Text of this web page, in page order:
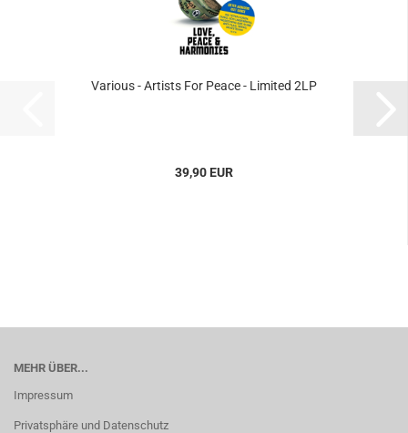
Various - Artists For Peace - Limited 2LP
39,90 EUR
MEHR ÜBER...
Impressum
Privatsphäre und Datenschutz